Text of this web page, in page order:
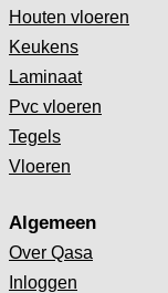
Houten vloeren
Keukens
Laminaat
Pvc vloeren
Tegels
Vloeren
Algemeen
Over Qasa
Inloggen